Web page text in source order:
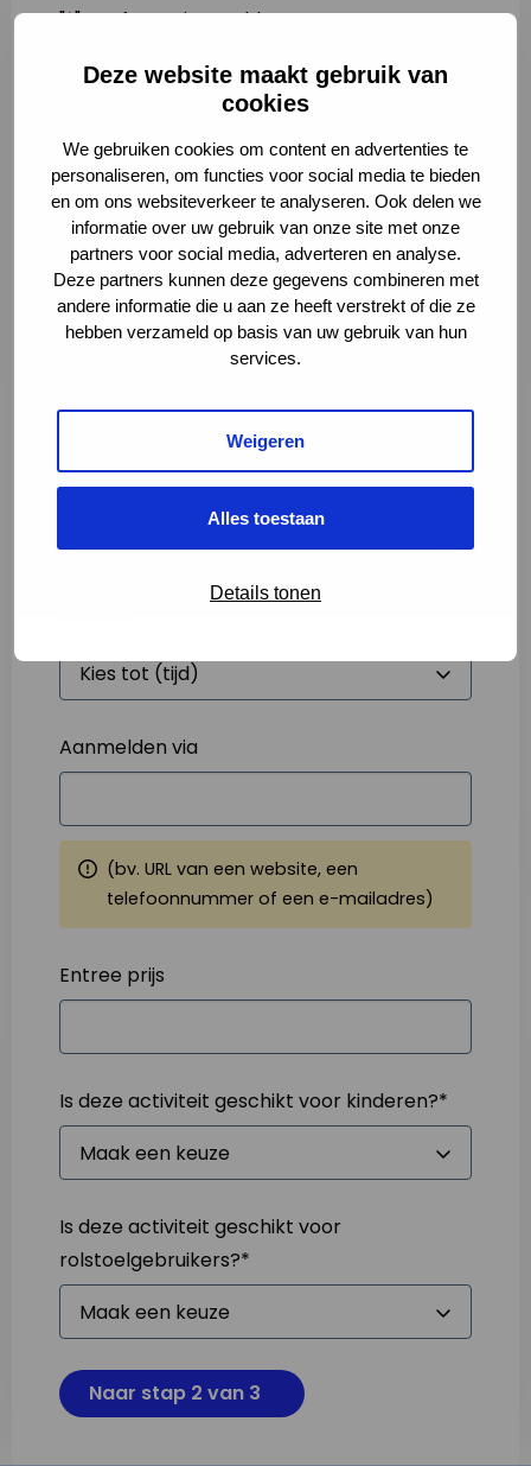
Deze website maakt gebruik van
cookies
We gebruiken cookies om content en advertenties te
personaliseren, om functies voor social media te bieden
en om ons websiteverkeer te analyseren. Ook delen we
informatie over uw gebruik van onze site met onze
partners voor social media, adverteren en analyse.
Deze partners kunnen deze gegevens combineren met
andere informatie die u aan ze heeft verstrekt of die ze
hebben verzameld op basis van uw gebruik van hun
services.
Weigeren
Alles toestaan
Details tonen
"*" geeft vereiste velden aan
2
Volledige omschrijving*
Starttijd*
Aanmelden via
(bv. URL van een website, een
telefoonnummer of een e-mailadres)
Entree prijs
Is deze activiteit geschikt voor kinderen?*
Is deze activiteit geschikt voor
rolstoelgebruikers?*